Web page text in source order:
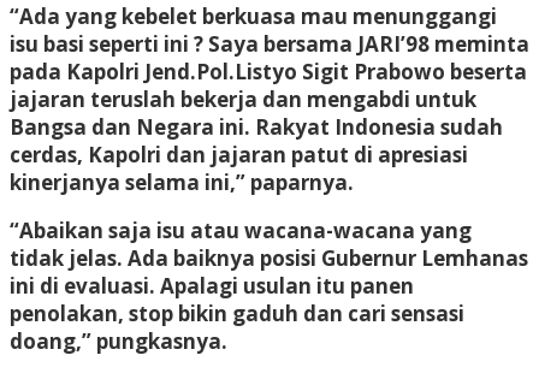
“Ada yang kebelet berkuasa mau menunggangi
isu basi seperti ini ? Saya bersama JARI’98 meminta
pada Kapolri Jend.Pol.Listyo Sigit Prabowo beserta
jajaran teruslah bekerja dan mengabdi untuk
Bangsa dan Negara ini. Rakyat Indonesia sudah
cerdas, Kapolri dan jajaran patut di apresiasi
kinerjanya selama ini,” paparnya.
“Abaikan saja isu atau wacana-wacana yang
tidak jelas. Ada baiknya posisi Gubernur Lemhanas
ini di evaluasi. Apalagi usulan itu panen
penolakan, stop bikin gaduh dan cari sensasi
doang,” pungkasnya.